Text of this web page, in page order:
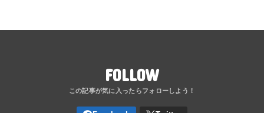
FOLLOW